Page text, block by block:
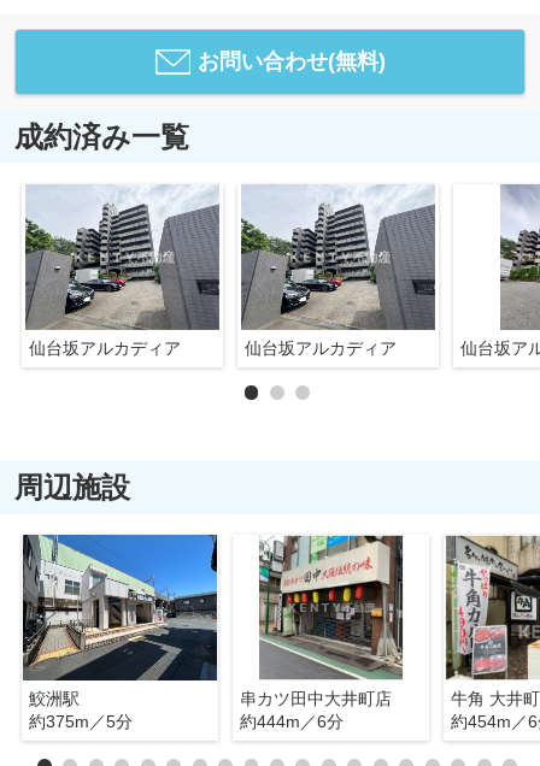
お問い合わせ(無料)
成約済み一覧
仙台坂アルカディア 仙台坂アルカディア 仙台坂ア
周辺施設
鮫洲駅
約375m／5分
串カツ田中大井町店
約444m／6分
牛角 大井
約454m／